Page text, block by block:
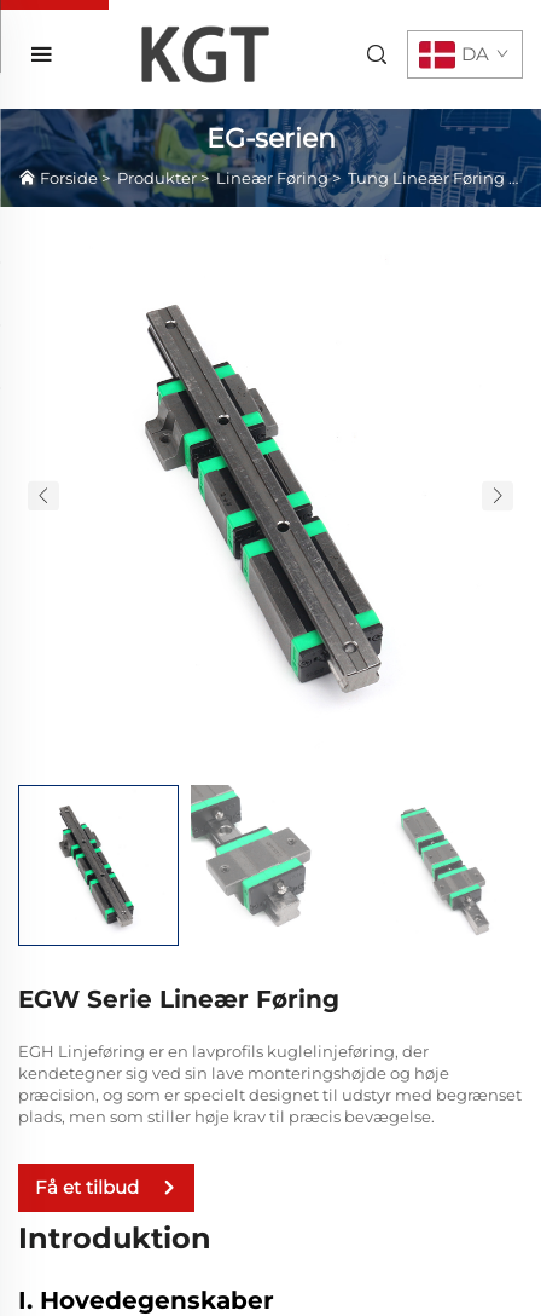
DA
EG-serien
Forside>Produkter>Lineær Føring> Tung Lineær Føring>
EGW Serie Lineær Føring
EGH Linjeføring er en lavprofils kuglelinjeføring, der
kendetegner sig ved sin lave monteringshøjde og høje
præcision, og som er specielt designet til udstyr med begrænset
plads, men som stiller høje krav til præcis bevægelse.
Få et tilbud
Introduktion
I. Hovedegenskaber